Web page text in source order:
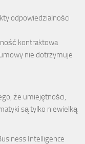
odpowiedzialności
kontraktowa
nie dotrzymuje
że umiejętności,
są tylko niewielką
Intelligence